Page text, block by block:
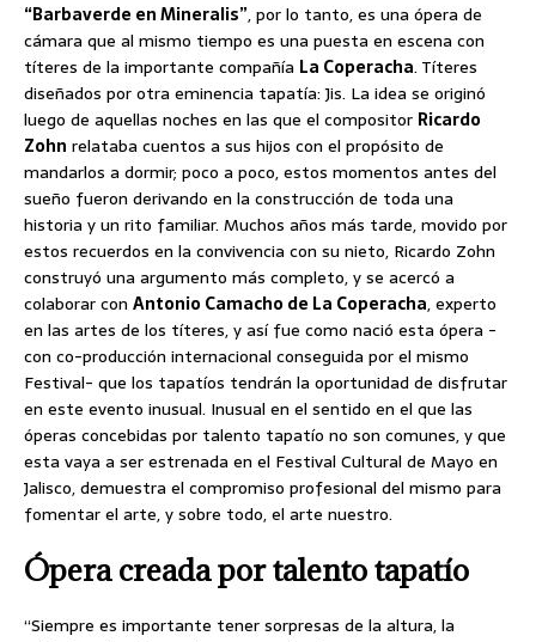
“Barbaverde en Mineralis”, por lo tanto, es una ópera de
cámara que al mismo tiempo es una puesta en escena con
títeres de la importante compañía La Coperacha. Títeres
diseñados por otra eminencia tapatía: Jis. La idea se originó
luego de aquellas noches en las que el compositor Ricardo
Zohn relataba cuentos a sus hijos con el propósito de
mandarlos a dormir; poco a poco, estos momentos antes del
sueño fueron derivando en la construcción de toda una
historia y un rito familiar. Muchos años más tarde, movido por
estos recuerdos en la convivencia con su nieto, Ricardo Zohn
construyó una argumento más completo, y se acercó a
colaborar con Antonio Camacho de La Coperacha, experto
en las artes de los títeres, y así fue como nació esta ópera -
con co-producción internacional conseguida por el mismo
Festival- que los tapatíos tendrán la oportunidad de disfrutar
en este evento inusual. Inusual en el sentido en el que las
óperas concebidas por talento tapatío no son comunes, y que
esta vaya a ser estrenada en el Festival Cultural de Mayo en
Jalisco, demuestra el compromiso profesional del mismo para
fomentar el arte, y sobre todo, el arte nuestro.
Ópera creada por talento tapatío
“Siempre es importante tener sorpresas de la altura, la